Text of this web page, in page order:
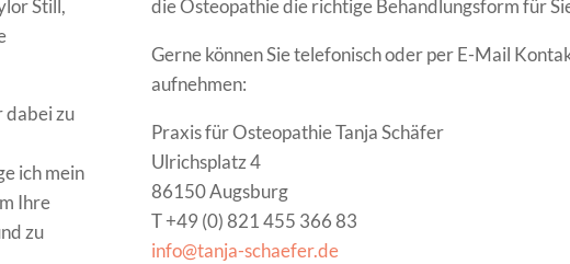
Still,
dabei zu
ich mein
Ihre
zu
die Osteopathie die richtige Behandlungsform für
Gerne können Sie telefonisch oder per E-Mail
aufnehmen:
Praxis für Osteopathie Tanja Schäfer
Ulrichsplatz 4
86150 Augsburg
T +49 (0) 821 455 366 83
info@tanja-schaefer.de